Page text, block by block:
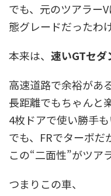
でも、元のツアラー
態グレードだったわ
本来は、 速いGTセダ
高速道路で余裕がある
長距離でもちゃんと楽
4枚ドアで使い勝手も
でも、FRでターボだ
この“二面性”がツア
つまりこの車、